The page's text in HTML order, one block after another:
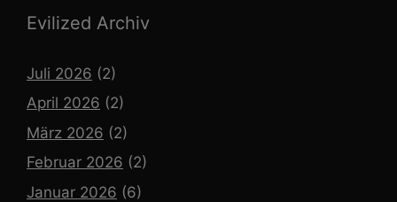
Evilized Archiv
Juli 2026 (2)
April 2026 (2)
März 2026 (2)
Februar 2026 (2)
Januar 2026 (6)